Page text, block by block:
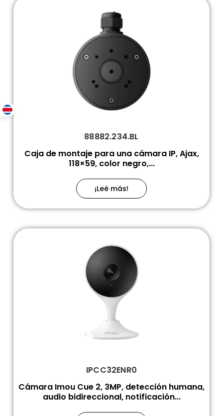
88882.234.BL
Caja de montaje para una cámara IP, Ajax,
118×59, color negro,...
¡Leé más!
IPCC32ENR0
Cámara Imou Cue 2, 3MP, detección humana,
audio bidireccional, notificación...